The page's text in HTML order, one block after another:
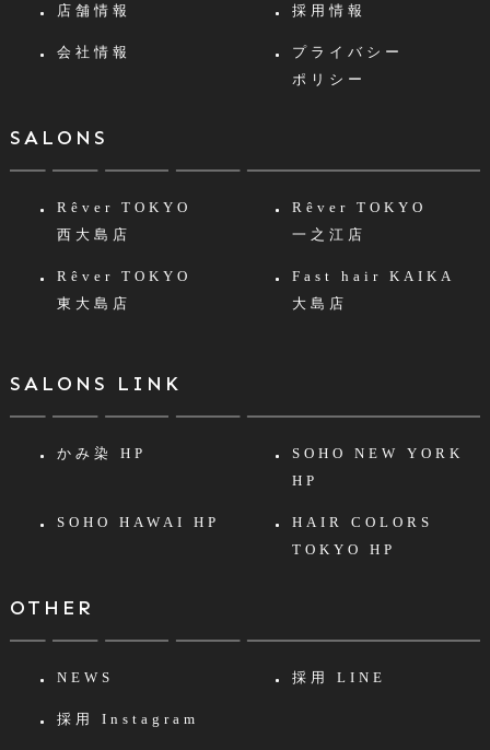
店舗情報 採用情報
会社情報
プライバシー
ポリシー
SALONS
Rêver TOKYO
西大島店
Rêver TOKYO
一之江店
Rêver TOKYO
東大島店
Fast hair KAIKA
大島店
SALONS LINK
かみ染 HP
SOHO NEW YORK
HP
SOHO HAWAI HP
HAIR COLORS
TOKYO HP
OTHER
NEWS 採用 LINE
採用 Instagram